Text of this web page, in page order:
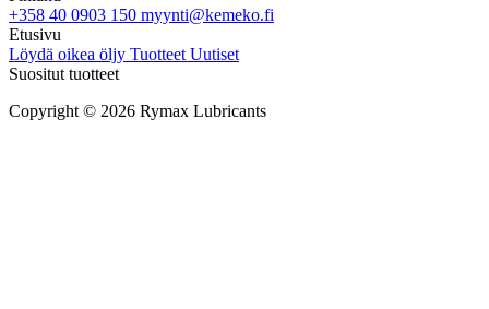
+358 40 0903 150 myynti@kemeko.fi
Etusivu
Löydä oikea öljy Tuotteet Uutiset
Suositut tuotteet
Copyright © 2026 Rymax Lubricants